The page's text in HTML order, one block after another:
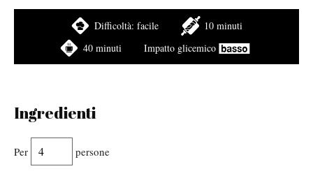
Difficoltà: facile
10 minuti
40 minuti
Impatto glicemico
Ingredienti
Per persone